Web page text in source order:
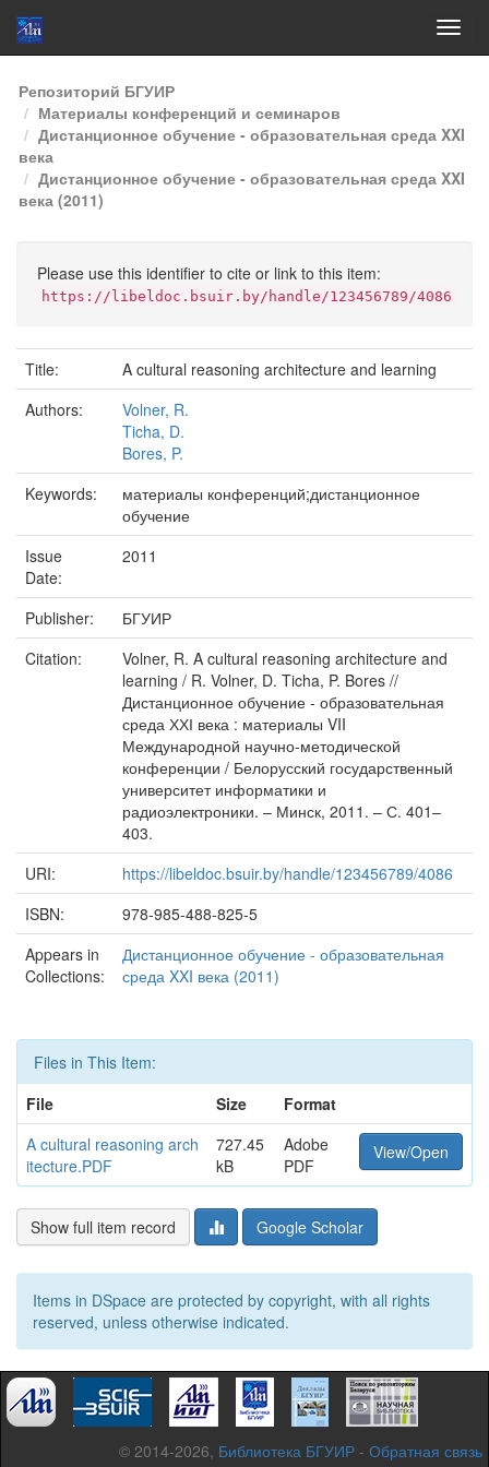
Skip
navigation
Репозиторий БГУИР
Материалы конференций и семинаров
Дистанционное обучение - образовательная среда XXI
века
Дистанционное обучение - образовательная среда XXI
века (2011)
Please use this identifier to cite or link to this item:
https://libeldoc.bsuir.by/handle/123456789/4086
Title:
A cultural reasoning architecture and learning
Authors:
Volner, R.
Ticha, D.
Bores, P.
Keywords:
материалы конференций;дистанционное
обучение
Issue
Date:
2011
Publisher:
БГУИР
Citation:
Volner, R. A cultural reasoning architecture and
learning / R. Volner, D. Ticha, P. Bores //
Дистанционное обучение - образовательная
среда ХХІ века : материалы VII
Международной научно-методической
конференции / Белорусский государственный
университет информатики и
радиоэлектроники. – Минск, 2011. – С. 401–
403.
URI:
https://libeldoc.bsuir.by/handle/123456789/4086
ISBN:
978-985-488-825-5
Appears in
Collections:
Дистанционное обучение - образовательная
среда XXI века (2011)
Files in This Item:
File
Size
Format
A cultural reasoning arch
itecture.PDF
727.45
kB
Adobe
PDF
View/Open
Show full item record Google Scholar
Items in DSpace are protected by copyright, with all rights
reserved, unless otherwise indicated.
© 2014-2026, Библиотека БГУИР - Обратная связь